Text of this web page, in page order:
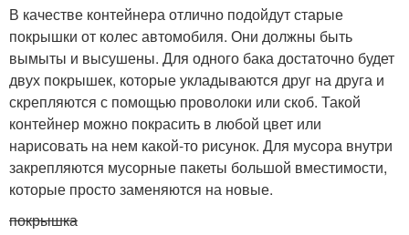
В качестве контейнера отлично подойдут старые
покрышки от колес автомобиля. Они должны быть
вымыты и высушены. Для одного бака достаточно будет
двух покрышек, которые укладываются друг на друга и
скрепляются с помощью проволоки или скоб. Такой
контейнер можно покрасить в любой цвет или
нарисовать на нем какой-то рисунок. Для мусора внутри
закрепляются мусорные пакеты большой вместимости,
которые просто заменяются на новые.
покрышка